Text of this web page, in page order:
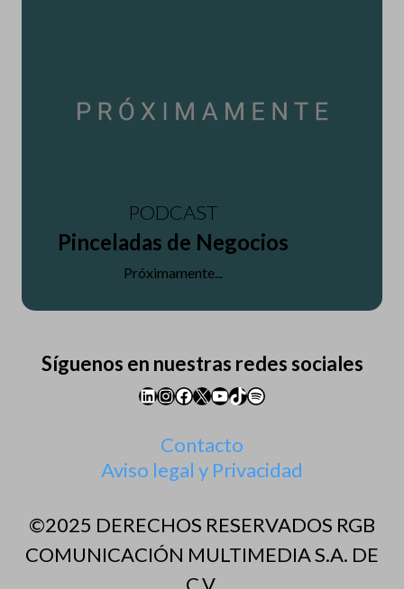
PODCAST
Pinceladas de Negocios
Próximamente...
Síguenos en nuestras redes sociales
LinkedIn
Instagram
Facebook
X YouTube
TikTok
Spotify
Contacto
Aviso legal y Privacidad
©2025 DERECHOS RESERVADOS RGB
COMUNICACIÓN MULTIMEDIA S.A. DE
C.V.